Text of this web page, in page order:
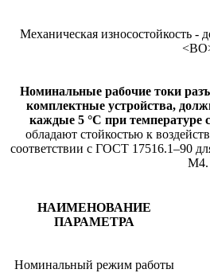
Механическая износостойкость -
Номинальные рабочие токи
комплектные устройства,
каждые 5 °C при температуре
обладают стойкостью к
соответствии с ГОСТ 17516.1–90
М4.
НАИМЕНОВАНИЕ
ПАРАМЕТРА
Номинальный режим работы